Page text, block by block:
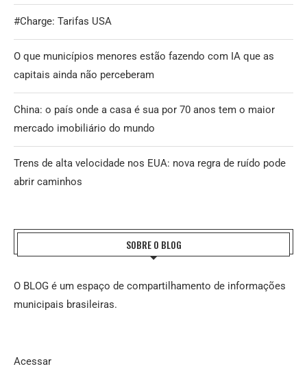
#Charge: Tarifas USA
O que municípios menores estão fazendo com IA que as
capitais ainda não perceberam
China: o país onde a casa é sua por 70 anos tem o maior
mercado imobiliário do mundo
Trens de alta velocidade nos EUA: nova regra de ruído pode
abrir caminhos
SOBRE O BLOG
O BLOG é um espaço de compartilhamento de informações
municipais brasileiras.
Acessar